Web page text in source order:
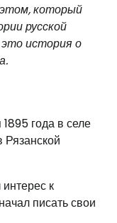
который
русской
история о
года в селе
Рязанской
к
писать свои